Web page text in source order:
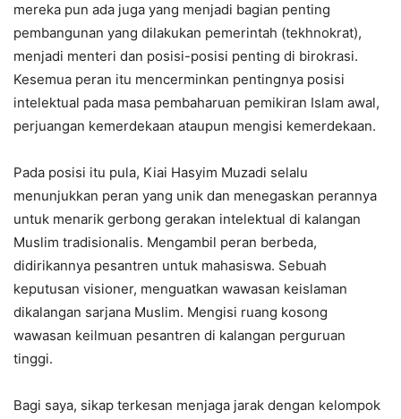
mereka pun ada juga yang menjadi bagian penting
pembangunan yang dilakukan pemerintah (tekhnokrat),
menjadi menteri dan posisi-posisi penting di birokrasi.
Kesemua peran itu mencerminkan pentingnya posisi
intelektual pada masa pembaharuan pemikiran Islam awal,
perjuangan kemerdekaan ataupun mengisi kemerdekaan.
Pada posisi itu pula, Kiai Hasyim Muzadi selalu
menunjukkan peran yang unik dan menegaskan perannya
untuk menarik gerbong gerakan intelektual di kalangan
Muslim tradisionalis. Mengambil peran berbeda,
didirikannya pesantren untuk mahasiswa. Sebuah
keputusan visioner, menguatkan wawasan keislaman
dikalangan sarjana Muslim. Mengisi ruang kosong
wawasan keilmuan pesantren di kalangan perguruan
tinggi.
Bagi saya, sikap terkesan menjaga jarak dengan kelompok